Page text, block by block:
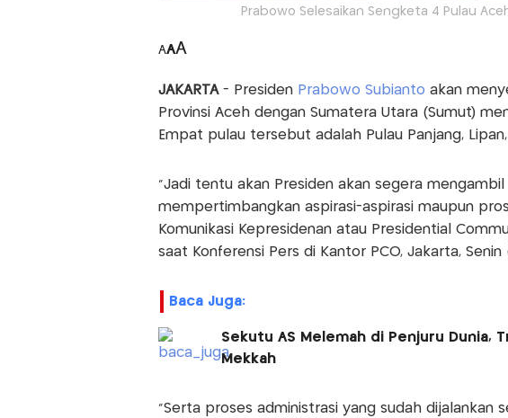
Prabowo Selesaikan Sengketa 4 Pulau
AAA
JAKARTA- PresidenPrabowo Subianto akan
Provinsi Aceh dengan Sumatera Utara (Sumut)
Empat pulau tersebut adalah Pulau Panjang,
“Jadi tentu akan Presiden akan segera
mempertimbangkan aspirasi-aspirasi maupun
Komunikasi Kepresidenan atau Presidential
saat Konferensi Pers di Kantor PCO, Jakarta, Senin
Baca Juga:
Sekutu AS Melemah di Penjuru Dunia,
Mekkah
“Serta proses administrasi yang sudah dijalankan